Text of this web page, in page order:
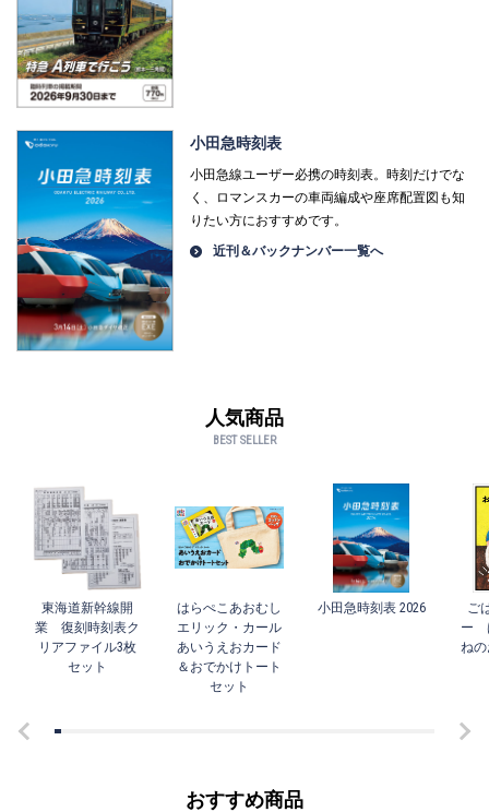
小田急時刻表
小田急線ユーザー必携の時刻表。時刻だけでな
く、ロマンスカーの車両編成や座席配置図も知
りたい方におすすめです。
近刊＆バックナンバー一覧へ
人気商品
BEST SELLER
東海道新幹線開
業 復刻時刻表ク
リアファイル3枚
セット
はらぺこあおむし
エリック・カール
あいうえおカード
＆おでかけトート
セット
小田急時刻表 2026
ご
ー
ね
おすすめ商品